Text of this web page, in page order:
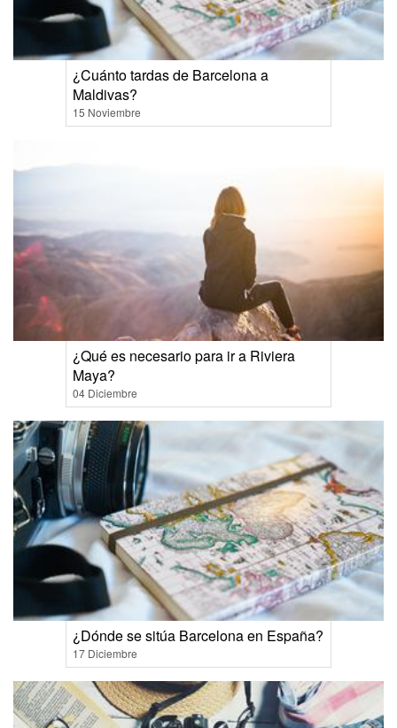
¿Cuánto tardas de Barcelona a
Maldivas?
15 Noviembre
¿Qué es necesario para ir a Riviera
Maya?
04 Diciembre
¿Dónde se sitúa Barcelona en España?
17 Diciembre